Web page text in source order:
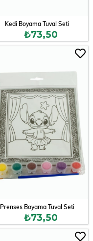
Kedi Boyama Tuval Seti
₺73,50
Prenses Boyama Tuval Seti
₺73,50